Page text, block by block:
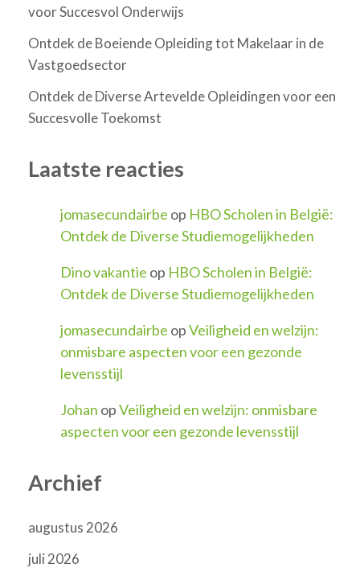
voor Succesvol Onderwijs
Ontdek de Boeiende Opleiding tot Makelaar in de
Vastgoedsector
Ontdek de Diverse Artevelde Opleidingen voor een
Succesvolle Toekomst
Laatste reacties
jomasecundairbe op HBO Scholen in België:
Ontdek de Diverse Studiemogelijkheden
Dino vakantie op HBO Scholen in België:
Ontdek de Diverse Studiemogelijkheden
jomasecundairbe opVeiligheid en welzijn:
onmisbare aspecten voor een gezonde
levensstijl
Johan opVeiligheid en welzijn: onmisbare
aspecten voor een gezonde levensstijl
Archief
augustus 2026
juli 2026